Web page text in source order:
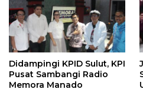
Didampingi KPID Sulut, KPI
Pusat Sambangi Radio
Memora Manado